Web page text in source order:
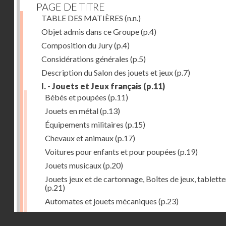
PAGE DE TITRE
TABLE DES MATIÈRES (n.n.)
Objet admis dans ce Groupe(p.4)
Composition du Jury(p.4)
Considérations générales (p.5)
Description du Salon des jouets et jeux(p.7)
I. - Jouets et Jeux français (p.11)
Bébés et poupées (p.11)
Jouets en métal(p.13)
Équipements militaires (p.15)
Chevaux et animaux(p.17)
Voitures pour enfants et pour poupées (p.19)
Jouets musicaux(p.20)
Jouets jeux et de cartonnage, Boîtes de jeux,
(p.21)
Automates et jouets mécaniques (p.23)
Jouets en caoutchouc(p.25)